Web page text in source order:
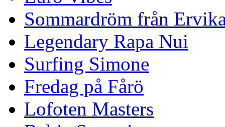
Sommardröm från
Legendary Rapa Nui
Surfing Simone
Fredag på Fårö
Lofoten Masters